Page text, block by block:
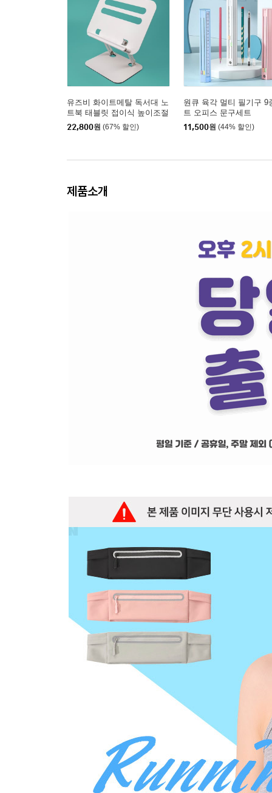
유즈비 화이트메탈 독서대 노
트북 태블릿 접이식 높이조절
받침대
22,800원 (67% 할인)
원큐 육각 멀티 필기구 9
트 오피스 문구세트
11,500원 (44% 할인)
제품소개